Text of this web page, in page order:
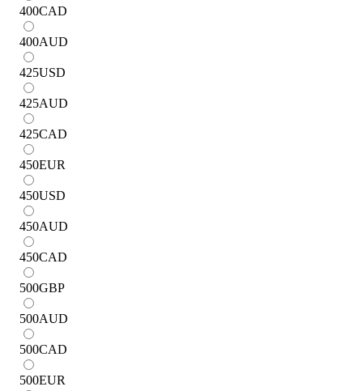
400CAD
400AUD
425USD
425AUD
425CAD
450EUR
450USD
450AUD
450CAD
500GBP
500AUD
500CAD
500EUR